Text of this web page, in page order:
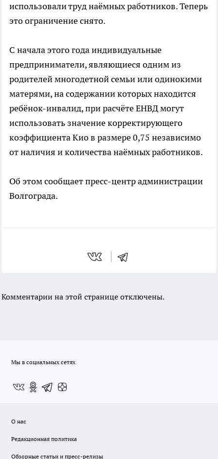
использовали труд наёмных работников. Теперь
это ограничение снято.
С начала этого года индивидуальные
предприниматели, являющиеся одним из
родителей многодетной семьи или одинокими
матерями, на содержании которых находится
ребёнок-инвалид, при расчёте ЕНВД могут
использовать значение корректирующего
коэффициента Кио в размере 0,75 независимо
от наличия и количества наёмных работников.
Об этом сообщает пресс-центр администрации
Волгограда.
Комментарии на этой странице отключены.
Мы в социальных сетях
О нас
Редакционная политика
Обзорные статьи и пресс-релизы